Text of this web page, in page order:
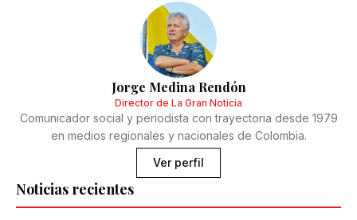
Noticias recientes
Jorge Medina Rendón
Director de La Gran Noticia
Comunicador social y periodista con trayectoria desde 1979
en medios regionales y nacionales de Colombia.
Ver perfil